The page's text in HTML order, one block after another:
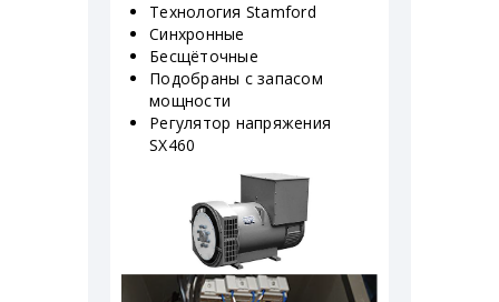
Технология Stamford
Синхронные
Бесщёточные
Подобраны с запасом
мощности
Регулятор напряжения
SX460